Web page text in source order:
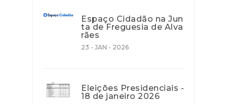
Espaço Cidadão na Jun
ta de Freguesia de Alva
rães
23 - JAN - 2026
Eleições Presidenciais -
18 de janeiro 2026